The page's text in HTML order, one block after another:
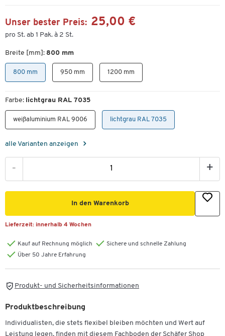
Unser bester Preis: 25,00 €
pro St. ab 1 Pak. à 2 St.
Breite [mm]: 800 mm
800 mm 950 mm 1200 mm
Farbe: lichtgrau RAL 7035
weißaluminium RAL 9006 lichtgrau RAL 7035
alle Varianten anzeigen
- +
In den Warenkorb
Lieferzeit: innerhalb 4 Wochen
Kauf auf Rechnung möglich
Sichere und schnelle Zahlung
Über 50 Jahre Erfahrung
Produkt- und Sicherheitsinformationen
Produktbeschreibung
Individualisten, die stets flexibel bleiben möchten und Wert auf
Leistung legen, finden mit diesem Fachboden der Schäfer Shop